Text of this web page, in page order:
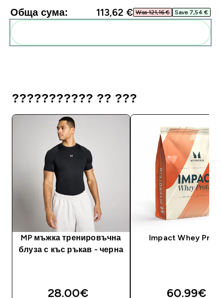
Обща сума: 113,62 €‎ Was 121,16 €‎ Save 7,54 €‎
??????????? ?? ???
MP мъжка тренировъчна
блуза с къс ръкав - черна
28.00€‎
Impact Whey
60.99€‎